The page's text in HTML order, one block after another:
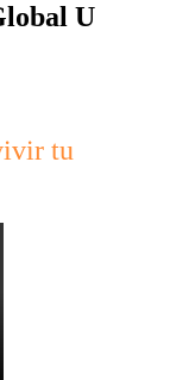
U
tu